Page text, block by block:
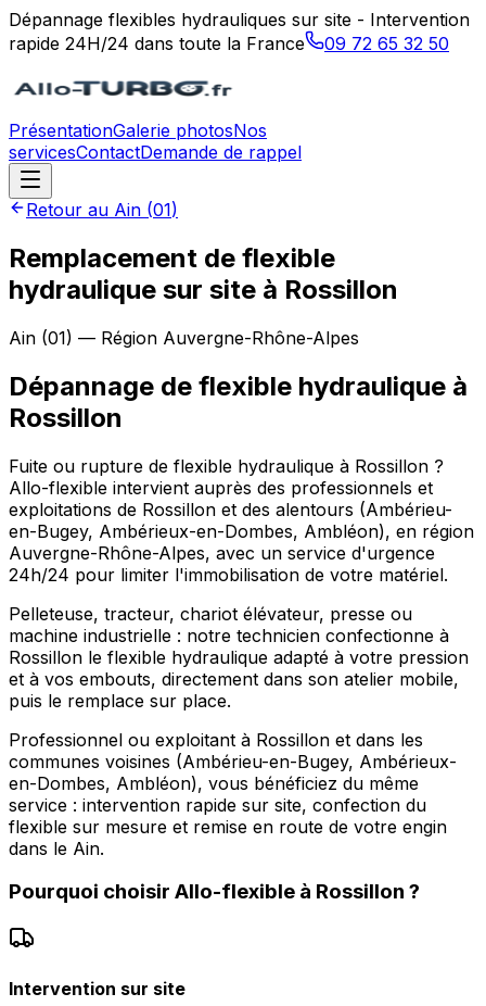
Dépannage flexibles hydrauliques sur site - Intervention
rapide 24H/24 dans toute la France
09 72 65 32 50
PrésentationGalerie photosNos
servicesContactDemande de rappel
Retour au Ain (01)
Remplacement de flexible
hydraulique sur site à Rossillon
Ain (01) — Région Auvergne-Rhône-Alpes
Dépannage de flexible hydraulique à
Rossillon
Fuite ou rupture de flexible hydraulique à Rossillon ?
Allo-flexible intervient auprès des professionnels et
exploitations de Rossillon et des alentours (Ambérieu-
en-Bugey, Ambérieux-en-Dombes, Ambléon), en région
Auvergne-Rhône-Alpes, avec un service d'urgence
24h/24 pour limiter l'immobilisation de votre matériel.
Pelleteuse, tracteur, chariot élévateur, presse ou
machine industrielle : notre technicien confectionne à
Rossillon le flexible hydraulique adapté à votre pression
et à vos embouts, directement dans son atelier mobile,
puis le remplace sur place.
Professionnel ou exploitant à Rossillon et dans les
communes voisines (Ambérieu-en-Bugey, Ambérieux-
en-Dombes, Ambléon), vous bénéficiez du même
service : intervention rapide sur site, confection du
flexible sur mesure et remise en route de votre engin
dans le Ain.
Pourquoi choisir Allo-flexible à Rossillon ?
Intervention sur site